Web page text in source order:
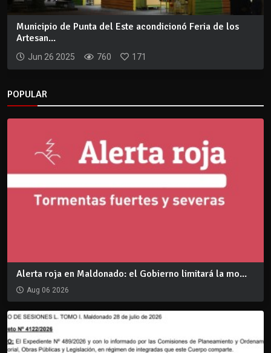
Municipio de Punta del Este acondicionó Feria de los
Artesan...
Jun 26 2025 760 171
POPULAR
Alerta roja en Maldonado: el Gobierno limitará la mo...
Aug 06 2026